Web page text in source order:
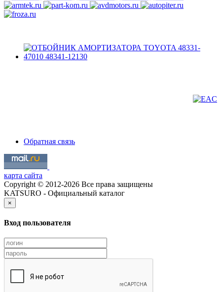
Обратная связь
карта сайта
Copyright © 2012-2026 Все права защищены
KATSURO - Официальный каталог
×
Вход пользователя